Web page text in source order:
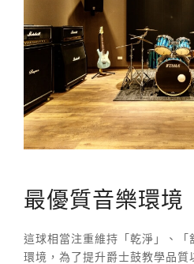
最優質音樂環境
這球相當注重維持「乾淨」、「
環境，為了提升爵士鼓教學品